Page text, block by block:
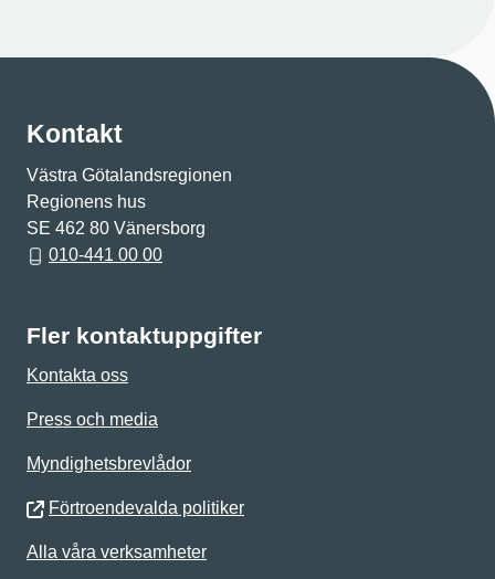
Kontakt
Västra Götalandsregionen
Regionens hus
SE 462 80 Vänersborg
010-441 00 00
Fler kontaktuppgifter
Kontakta oss
Press och media
Myndighetsbrevlådor
Förtroendevalda politiker
Alla våra verksamheter